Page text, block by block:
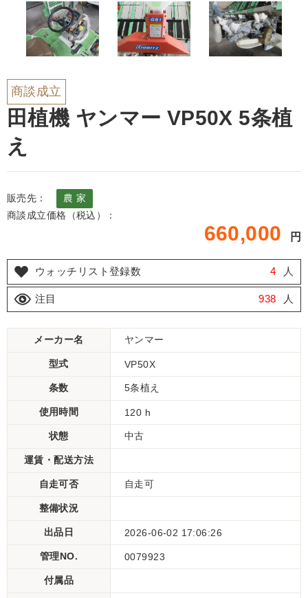
商談成立
田植機 ヤンマー VP50X 5条植
え
販売先：
農 家
商談成立価格（税込）：
660,000 円
ウォッチリスト登録数 4 人
注目 938 人
メーカー名 ヤンマー
型式 VP50X
条数 5条植え
使用時間 120 h
状態 中古
運賃・配送方法
自走可否 自走可
整備状況
出品日 2026-06-02 17:06:26
管理NO. 0079923
付属品